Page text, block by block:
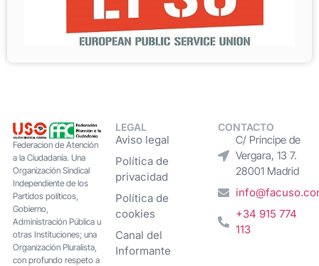
Federacion de Atención
a la Ciudadanía. Una
Organización Sindical
Independiente de los
Partidos políticos,
Gobierno,
Administración Pública u
otras Instituciones; una
Organización Pluralista,
con profundo respeto a
LEGAL
Aviso legal
Política de
privacidad
Política de
cookies
Canal del
Informante
CONTACTO
C/ Príncipe de
Vergara, 13 7.
28001 Madrid
+34 915 774
113